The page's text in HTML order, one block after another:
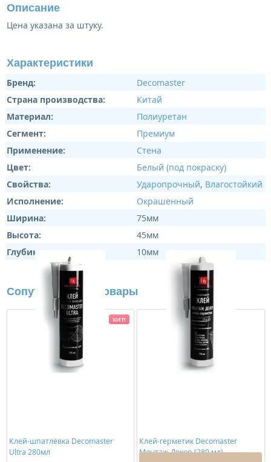
Описание
Цена указана за штуку.
Характеристики
Бренд:
Decomaster
Страна производства:
Китай
Материал:
Полиуретан
Сегмент:
Премиум
Применение:
Стена
Цвет:
Белый (под покраску)
Свойства:
Ударопрочный, Влагостойкий
Исполнение:
Окрашенный
Ширина:
75мм
Высота:
45мм
Глубина:
10мм
Сопутствующие товары
Клей-шпатлёвка Decomaster
Ultra 280мл
ХИТ!
Клей-герметик Decomaster
Монтаж-Декор (280 мл)